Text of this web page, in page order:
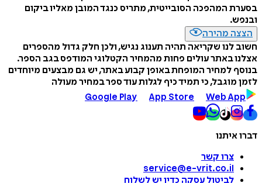
בסערת המהפכה הסובייטית, מתריס כנגד המובן מאליו ביקום
ובנפש.
הצצה מהירה
חשוב לנו שקריאה תהיה תענוג נגיש, ולכן חלק גדול מהספרים
אצלנו באתר עולים פחות מהמחיר הקטלוגי המודפס בגב הספר.
בנוסף למחיר המופחת באופן קבוע באתר, יש גם מבצעים מיוחדים
לזמן מוגבל, כי תמיד כיף לגלות עוד ספר במחיר מעולה
Google Play
App Store Web App
דברו איתנו
צרו קשר
service@e-vrit.co.il
לביטול עסקה כדין יש לשלוח